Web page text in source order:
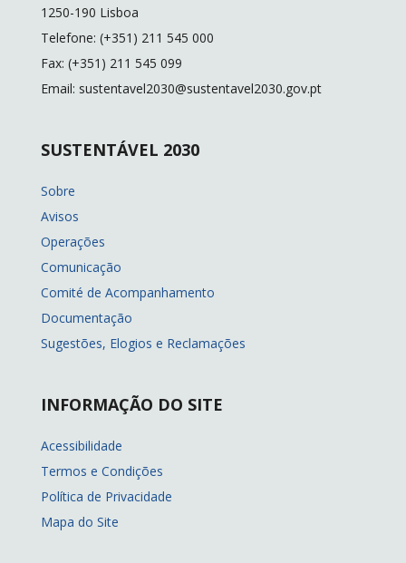
1250-190 Lisboa
Telefone: (+351) 211 545 000
Fax: (+351) 211 545 099
Email: sustentavel2030@sustentavel2030.gov.pt
SUSTENTÁVEL 2030
Sobre
Avisos
Operações
Comunicação
Comité de Acompanhamento
Documentação
Sugestões, Elogios e Reclamações
INFORMAÇÃO DO SITE
Acessibilidade
Termos e Condições
Política de Privacidade
Mapa do Site